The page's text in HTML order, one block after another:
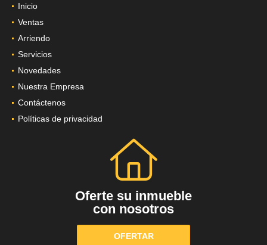
Inicio
Ventas
Arriendo
Servicios
Novedades
Nuestra Empresa
Contáctenos
Políticas de privacidad
Oferte su inmueble
con nosotros
OFERTAR